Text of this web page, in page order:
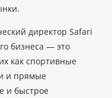
директор Safari
бизнеса — это
как спортивные
и прямые
и быстрое